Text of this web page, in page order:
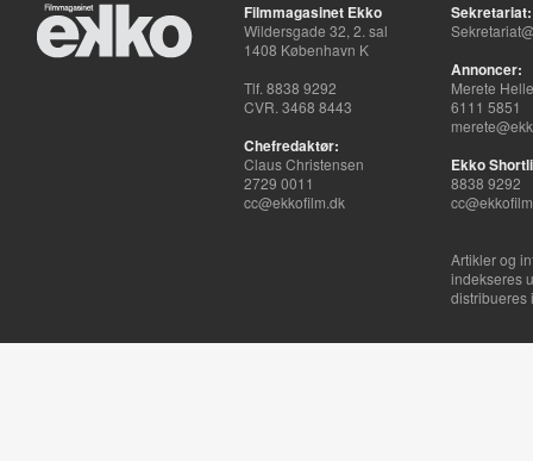
Filmmagasinet Ekko
Wildersgade 32, 2. sal
1408 København K
Tlf. 8838 9292
CVR. 3468 8443
Chefredaktør:
Claus Christensen
2729 0011
cc@ekkofilm.dk
Sekretariat:
Annoncer:
Merete
6111 5851
Ekko
8838 9292
Artikler og
indekseres
distribueres